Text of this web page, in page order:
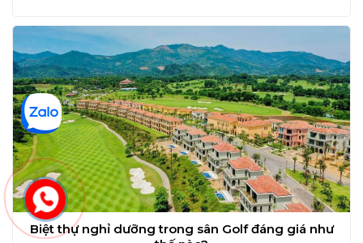
Biệt thự nghỉ dưỡng trong sân Golf đáng giá như